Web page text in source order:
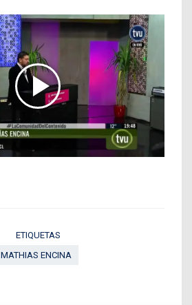
ETIQUETAS
MATHIAS ENCINA